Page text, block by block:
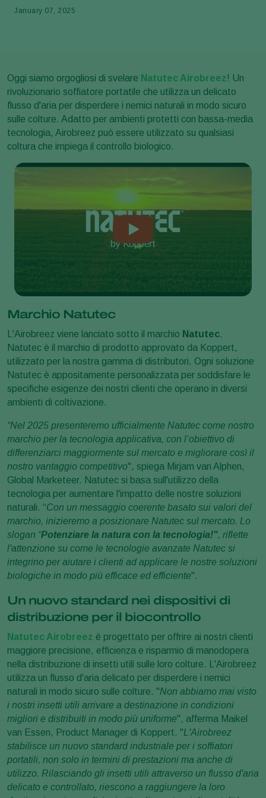
January 07, 2025
Oggi siamo orgogliosi di svelare Natutec Airobreez! Un
rivoluzionario soffiatore portatile che utilizza un delicato
flusso d'aria per disperdere i nemici naturali in modo sicuro
sulle colture. Adatto per ambienti protetti con bassa-media
tecnologia, Airobreez può essere utilizzato su qualsiasi
coltura che impiega il controllo biologico.
Marchio Natutec
L'Airobreez viene lanciato sotto il marchio Natutec.
Natutec è il marchio di prodotto approvato da Koppert,
utilizzato per la nostra gamma di distributori. Ogni soluzione
Natutec è appositamente personalizzata per soddisfare le
specifiche esigenze dei nostri clienti che operano in diversi
ambienti di coltivazione.
“Nel 2025 presenteremo ufficialmente Natutec come nostro
marchio per la tecnologia applicativa, con l’obiettivo di
differenziarci maggiormente sul mercato e migliorare così il
nostro vantaggio competitivo", spiega Mirjam van Alphen,
Global Marketeer. Natutec si basa sull'utilizzo della
tecnologia per aumentare l'impatto delle nostre soluzioni
naturali. “Con un messaggio coerente basato sui valori del
marchio, inizieremo a posizionare Natutec sul mercato. Lo
slogan “Potenziare la natura con la tecnologia!", riflette
l'attenzione su come le tecnologie avanzate Natutec si
integrino per aiutare i clienti ad applicare le nostre soluzioni
biologiche in modo più efficace ed efficiente".
Un nuovo standard nei dispositivi di
distribuzione per il biocontrollo
Natutec Airobreez è progettato per offrire ai nostri clienti
maggiore precisione, efficienza e risparmio di manodopera
nella distribuzione di insetti utili sulle loro colture. L'Airobreez
utilizza un flusso d'aria delicato per disperdere i nemici
naturali in modo sicuro sulle colture. "Non abbiamo mai visto
i nostri insetti utili arrivare a destinazione in condizioni
migliori e distribuiti in modo più uniforme", afferma Maikel
van Essen, Product Manager di Koppert. "L'Airobreez
stabilisce un nuovo standard industriale per i soffiatori
portatili, non solo in termini di prestazioni ma anche di
utilizzo. Rilasciando gli insetti utili attraverso un flusso d'aria
delicato e controllato, riescono a raggiungere la loro